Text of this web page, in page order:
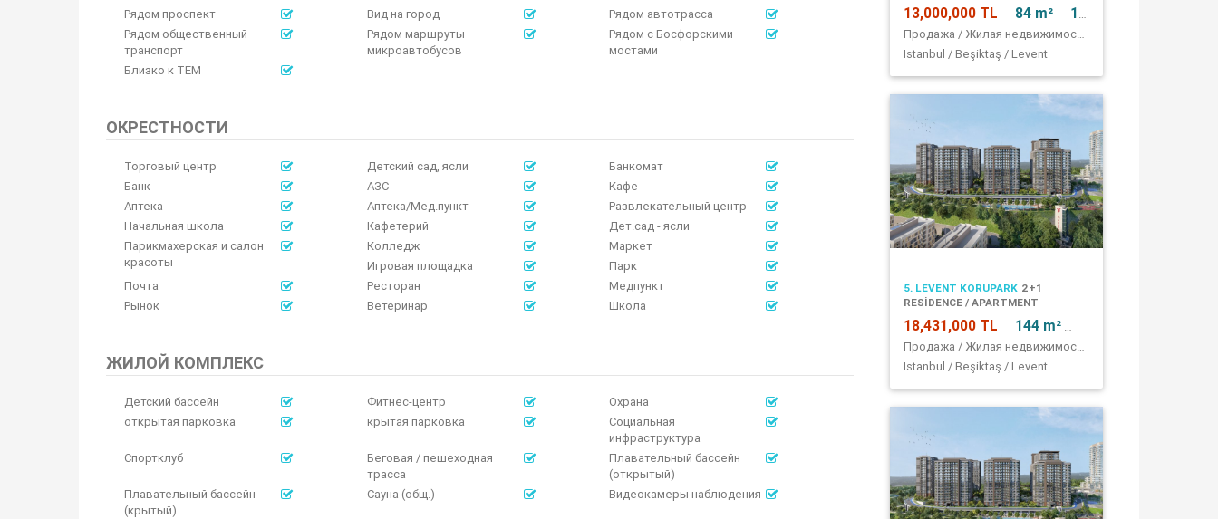
Рядом проспект Вид на город
Рядом автотрасса
Рядом общественный
транспорт
Рядом маршруты
микроавтобусов
Рядом с Босфорскими
мостами
Близко к TEM
ОКРЕСТНОСТИ
Торговый центр Детский сад, ясли
Банкомат
Банк
АЗС
Кафе
Аптека
Аптека/Мед.пункт
Развлекательный центр
Начальная школа
Кафетерий
Дет.сад - ясли
Парикмахерская и салон
красоты
Колледж
Маркет
Игровая площадка
Парк
Почта
Ресторан
Медпункт
Рынок
Ветеринар Школа
ЖИЛОЙ КОМПЛЕКС
Детский бассейн Фитнес-центр
Охрана
открытая парковка
крытая парковка
Социальная
инфраструктура
Спортклуб
Беговая / пешеходная
трасса
Плавательный бассейн
(открытый)
Плавательный бассейн
(крытый)
Сауна (общ.) Видеокамеры наблюдения
13,000,000 TL 84 m² 1 + 1
Продажа / Жилая недвижимость / квартира
Istanbul / Beşiktaş / Levent
5. LEVENT KORUPARK 2+1
RESİDENCE / APARTMENT
18,431,000 TL 144 m²
Продажа / Жилая недвижимость / квартира
Istanbul / Beşiktaş / Levent